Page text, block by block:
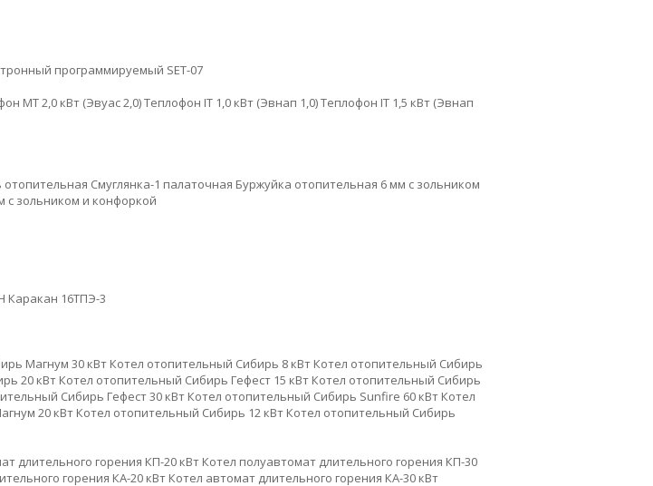
программируемый SET-07
МТ 2,0 кВт (Эвуас 2,0)Теплофон IT 1,0 кВт (Эвнап 1,0)Теплофон IT 1,5 кВт (Эвнап
отопительная Смуглянка-1 палаточная Буржуйка отопительная 6 мм с зольником
с зольником и конфоркой
Каракан 16ТПЭ-3
Магнум 30 кВт Котел отопительный Сибирь 8 кВт Котел отопительный Сибирь
20 кВт Котел отопительный Сибирь Гефест 15 кВт Котел отопительный Сибирь
Сибирь Гефест 30 кВт Котел отопительный Сибирь Sunfire 60 кВт Котел
20 кВт Котел отопительный Сибирь 12 кВт Котел отопительный Сибирь
длительного горения КП-20 кВт Котел полуавтомат длительного горения КП-30
горения КА-20 кВт Котел автомат длительного горения КА-30 кВт